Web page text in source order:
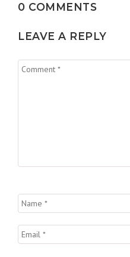
0 COMMENTS
LEAVE A REPLY